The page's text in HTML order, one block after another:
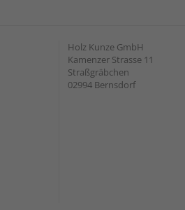
Holz Kunze GmbH
Kamenzer Strasse 11
Straßgräbchen
02994 Bernsdorf